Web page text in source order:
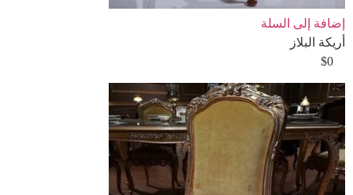
إضافة إلى السلة
أريكة البلاز
$0